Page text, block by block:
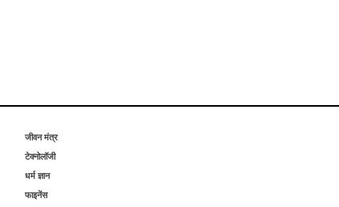
जीवन मंत्र
टेक्नोलॉजी
धर्म ज्ञान
फाइनेंस